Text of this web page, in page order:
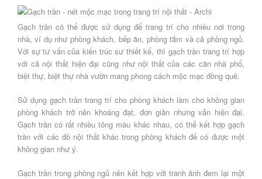
Gạch trần có thể được sử dụng để trang trí cho nhiều nơi trong
nhà, ví dụ như phòng khách, bếp ăn, phòng tắm và cả phòng ngủ.
Với sự tư vấn của kiến trúc sư thiết kế, thì gạch trần trang trí hợp
với cả nội thất hiện đại cũng như nội thất của các căn nhà phố,
biệt thự, biệt thự nhà vườn mang phong cách mộc mạc đồng quê.
Sử dụng gạch trần trang trí cho phòng khách làm cho không gian
phòng khách trở nên khoáng đạt, đơn giản nhưng vẫn hiện đại.
Gạch trần có rất nhiều tông màu khác nhau, có thể kết hợp gạch
trần với các đồ nội thất khác trong phòng khách để có được một
không gian như ý.
Gạch trần trong phòng ngủ nên kết hợp với tranh ảnh đem lại một